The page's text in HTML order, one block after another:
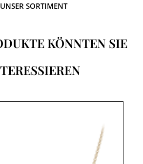
UNSER SORTIMENT
KÖNNTEN SIE